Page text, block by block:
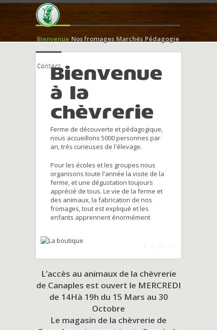
Bienvenue Nos fromages Marchés Pédagogie
ContactBienvenue
à la
chèvrerie
Ferme de découverte et pédagogique,
nous accueillons 5000 personnes par
an, trés curieuses de l'élevage.
Pour les écoles et les groupes nous
organisons toute l'année la visite de la
ferme, et une dégustation toujours
apprécié de tous. Le vie de la ferme et
des animaux, la fabrication de nos
fromages, tout est expliqué et les
enfants apprennent énormément
L’accès au animaux de la chèvrerie
de Canaples est ouvert le MERCREDI
de 14Hà 19h du 15 Mars au 30
Octobre
Le magasin de la chèvrerie de